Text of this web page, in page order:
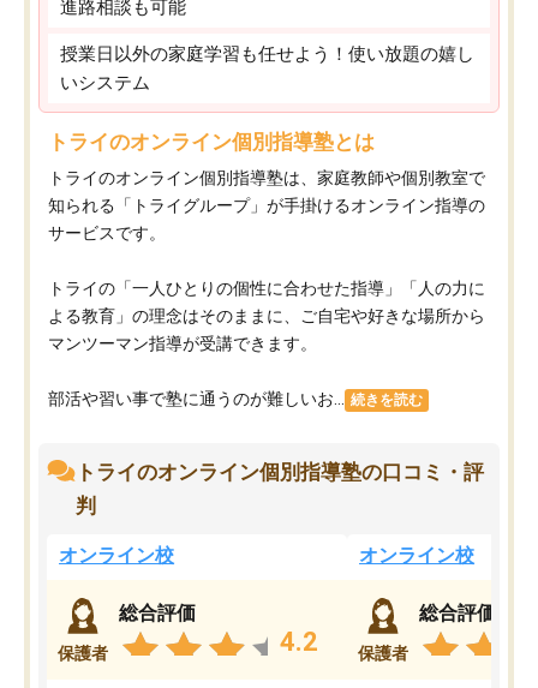
進路相談も可能
授業日以外の家庭学習も任せよう！使い放題の嬉し
いシステム
トライのオンライン個別指導塾とは
トライのオンライン個別指導塾は、家庭教師や個別教室で
知られる「トライグループ」が手掛けるオンライン指導の
サービスです。
トライの「一人ひとりの個性に合わせた指導」「人の力に
よる教育」の理念はそのままに、ご自宅や好きな場所から
マンツーマン指導が受講できます。
部活や習い事で塾に通うのが難しいお... 続きを読む
トライのオンライン個別指導塾の口コミ・評
判
オンライン校
保護者
総合評価
4.2
オンライン校
保護者
総合評価